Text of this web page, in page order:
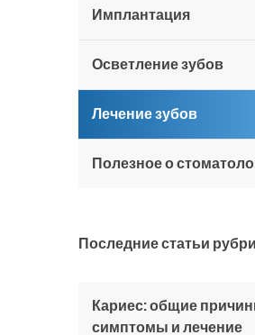
Имплантация
Осветление зубов
Лечение зубов
Полезное о
Последние статьи
Кариес: общие
симптомы и лечение